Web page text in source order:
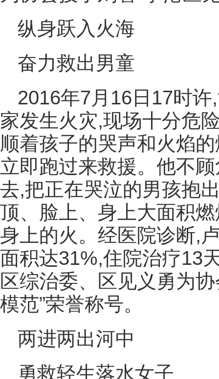
纵身跃入火海
奋力救出男童
2016年7月16日17时
家发生火灾,现场十分危
顺着孩子的哭声和火焰
立即跑过来救援。他不
去,把正在哭泣的男孩抱
顶、脸上、身上大面积
身上的火。经医院诊断,
面积达31%,住院治疗13
区综治委、区见义勇为
模范”荣誉称号。
两进两出河中
勇救轻生落水女子